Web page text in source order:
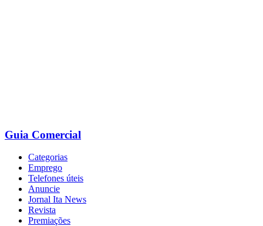
Guia Comercial
Categorias
Emprego
Telefones úteis
Anuncie
Jornal Ita News
Revista
Premiações